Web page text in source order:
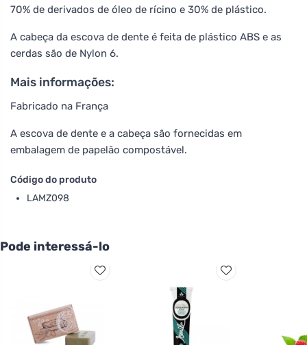
70% de derivados de óleo de rícino e 30% de plástico.
A cabeça da escova de dente é feita de plástico ABS e as
cerdas são de Nylon 6.
Mais informações:
Fabricado na França
A escova de dente e a cabeça são fornecidas em
embalagem de papelão compostável.
Código do produto
LAMZ098
Pode interessá-lo